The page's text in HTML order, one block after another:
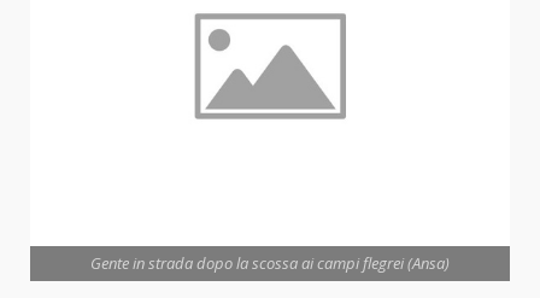
Gente in strada dopo la scossa ai campi flegrei (Ansa)